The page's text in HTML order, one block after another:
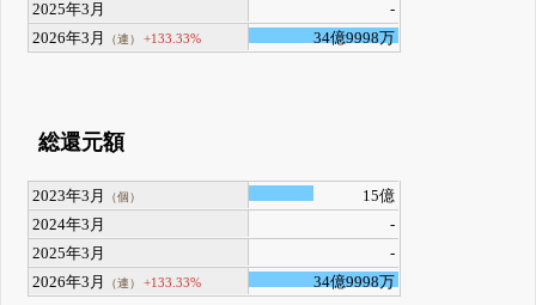
2025年3月
-
2026年3月
（連） +133.33% 34億9998万
総還元額
2023年3月 （個）
15億
2024年3月
-
2025年3月
-
2026年3月
（連） +133.33% 34億9998万